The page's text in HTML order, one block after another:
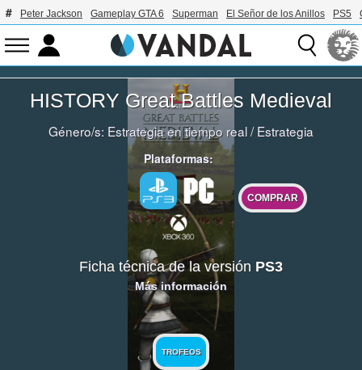
Peter Jackson Gameplay GTA 6 Superman El Señor de los Anillos PS5
HISTORY Great Battles Medieval
Género/s: Estrategia en tiempo real/Estrategia
Plataformas:
COMPRAR
Ficha técnica de la versión PS3
Más información
TROFEOS